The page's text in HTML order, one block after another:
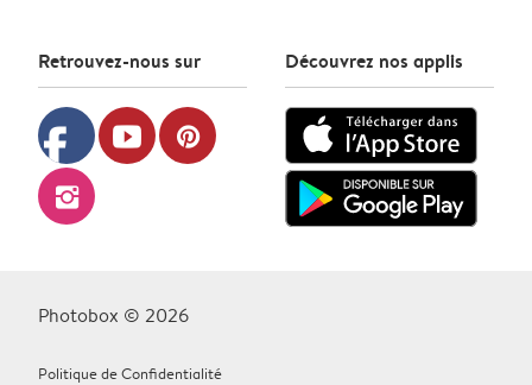
Retrouvez-nous sur
facebook youtube pinterest
instagram
Découvrez nos applis
Photobox © 2026
Politique de Confidentialité